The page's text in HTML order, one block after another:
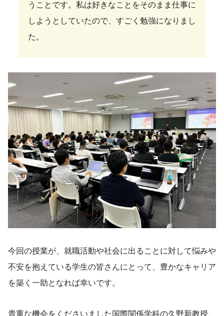
うことです。私は好きなことをそのまま仕事に
しようとしていたので、すごく勉強になりまし
た。
今回の授業が、就職活動や社会に出ることに対して悩みや
不安を抱えている学生の皆さんにとって、豊かなキャリア
を築く一助となれば幸いです。
貴重な機会をくださいました国際関係学科の久野新教授、